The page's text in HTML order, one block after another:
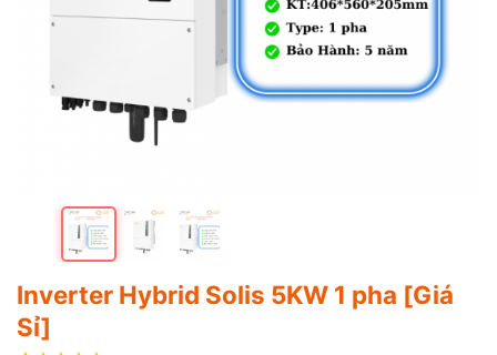
Inverter Hybrid Solis 5KW 1 pha [Giá
Sỉ]